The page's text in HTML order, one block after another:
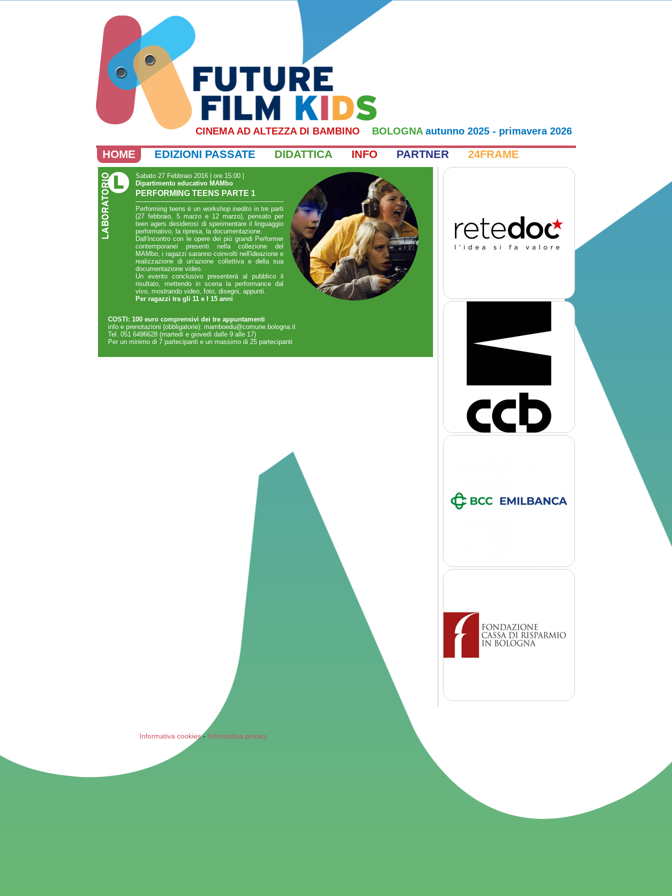
CINEMA AD ALTEZZA DI BAMBINO BOLOGNA autunno 2025 - primavera 2026
HOME EDIZIONI PASSATE DIDATTICA INFO PARTNER 24FRAME
Sabato 27 Febbraio 2016 | ore 15:00
Dipartimento educativo MAMbo
PERFORMING TEENS PARTE 1
Performing teens è un workshop inedito in tre parti
(27 febbraio, 5 marzo e 12 marzo), pensato per
teen agers desiderosi di sperimentare il linguaggio
performativo, la ripresa, la documentazione.
Dall'incontro con le opere dei più grandi Performer
contemporanei presenti nella collezione del
MAMbo, i ragazzi saranno coinvolti nell'ideazione e
realizzazione di un'azione collettiva e della sua
documentazione video.
Un evento conclusivo presenterà al pubblico il
risultato, mettendo in scena la performance dal
vivo, mostrando video, foto, disegni, appunti.
Per ragazzi tra gli 11 e I 15 anni
COSTI: 100 euro comprensivi dei tre appuntamenti
info e prenotazioni (obbligatorie): mamboedu@comune.bologna.it
Tel. 051 6496628 (martedì e giovedì dalle 9 alle 17)
Per un minimo di 7 partecipanti e un massimo di 25 partecipanti
Informativa cookies- Informativa privacy